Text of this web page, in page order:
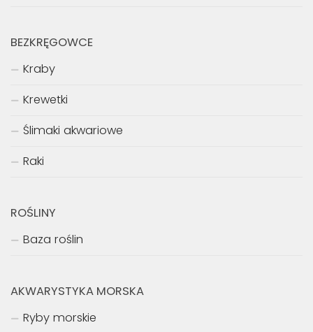
BEZKRĘGOWCE
Kraby
Krewetki
Ślimaki akwariowe
Raki
ROŚLINY
Baza roślin
AKWARYSTYKA MORSKA
Ryby morskie